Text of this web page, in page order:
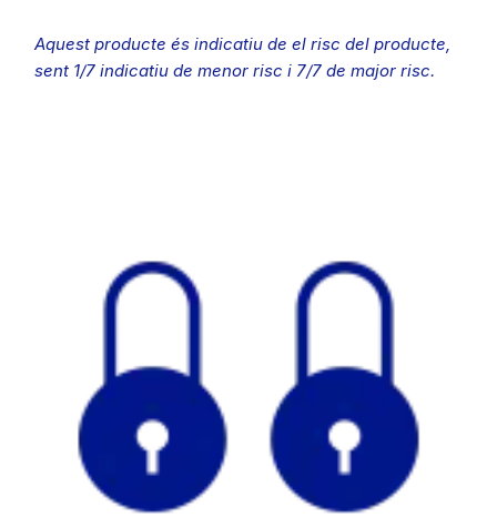
Aquest producte és indicatiu de el risc del producte,
sent 1/7 indicatiu de menor risc i 7/7 de major risc.